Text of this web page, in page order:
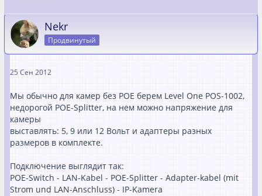
Nekr
Продвинутый
25 Сен 2012
Мы обычно для камер без POE берем Level One POS-1002,
недорогой POE-Splitter, на нем можно напряжение для
камеры
выставлять: 5, 9 или 12 Вольт и адаптеры разных
размеров в комплекте.
Подключениe выглядит так:
POE-Switch - LAN-Kabel - POE-Splitter - Adapter-kabel (mit
Strom und LAN-Anschluss) - IP-Kamera